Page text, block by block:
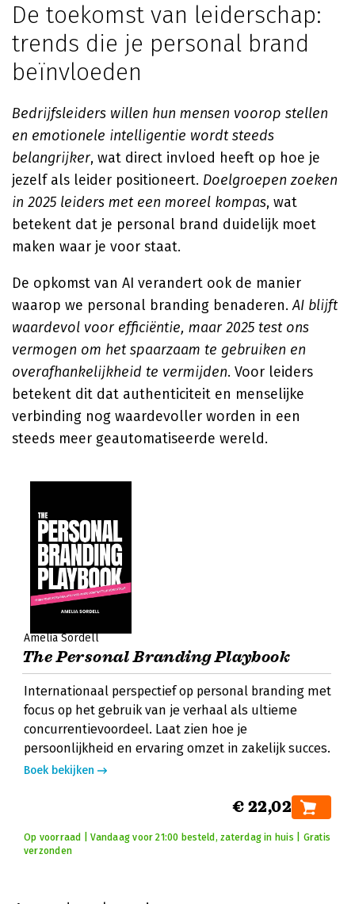
De toekomst van leiderschap:
trends die je personal brand
beïnvloeden
Bedrijfsleiders willen hun mensen voorop stellen
en emotionele intelligentie wordt steeds
belangrijker, wat direct invloed heeft op hoe je
jezelf als leider positioneert. Doelgroepen zoeken
in 2025 leiders met een moreel kompas, wat
betekent dat je personal brand duidelijk moet
maken waar je voor staat.
De opkomst van AI verandert ook de manier
waarop we personal branding benaderen.AI blijft
waardevol voor efficiëntie, maar 2025 test ons
vermogen om het spaarzaam te gebruiken en
overafhankelijkheid te vermijden. Voor leiders
betekent dit dat authenticiteit en menselijke
verbinding nog waardevoller worden in een
steeds meer geautomatiseerde wereld.
Amelia Sordell
The Personal Branding Playbook
Internationaal perspectief op personal branding met
focus op het gebruik van je verhaal als ultieme
concurrentievoordeel. Laat zien hoe je
persoonlijkheid en ervaring omzet in zakelijk succes.
Boek bekijken
€ 22,02
Op voorraad | Vandaag voor 21:00 besteld, zaterdag in huis | Gratis
verzonden